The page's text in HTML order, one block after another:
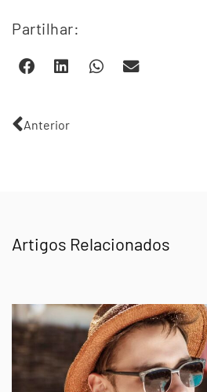
Partilhar:
Anterior
Artigos Relacionados